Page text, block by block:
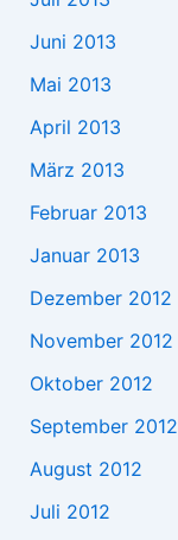
Juni 2013
Mai 2013
April 2013
März 2013
Februar 2013
Januar 2013
Dezember 2012
November 2012
Oktober 2012
September 2012
August 2012
Juli 2012